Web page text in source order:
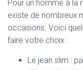
Pour un homme à la
existe de nombreux
occasions. Voici
faire votre choix :
Le jean slim :